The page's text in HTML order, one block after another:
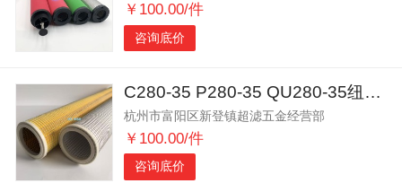
￥100.00/件
咨询底价
C280-35 P280-35 QU280-35纽曼泰克滤芯
杭州市富阳区新登镇超滤五金经营部
￥100.00/件
咨询底价